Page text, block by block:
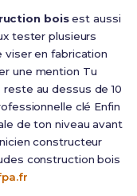
boisest aussi
tester plusieurs
viser en fabrication
une mention Tu
au dessus de 10
clé Enfin
de ton niveau avant
constructeur
construction bois